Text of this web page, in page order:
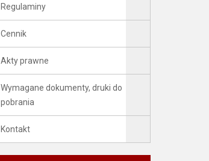
Regulaminy
Cennik
Akty prawne
Wymagane dokumenty, druki do
pobrania
Kontakt